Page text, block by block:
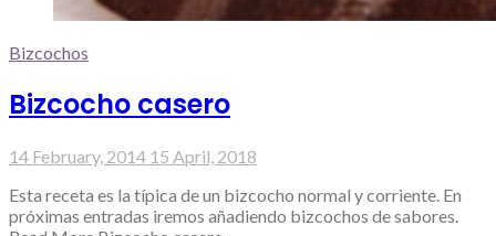
Bizcochos
Bizcocho casero
14 February, 2014 15 April, 2018
Esta receta es la típica de un bizcocho normal y corriente. En
próximas entradas iremos añadiendo bizcochos de sabores.